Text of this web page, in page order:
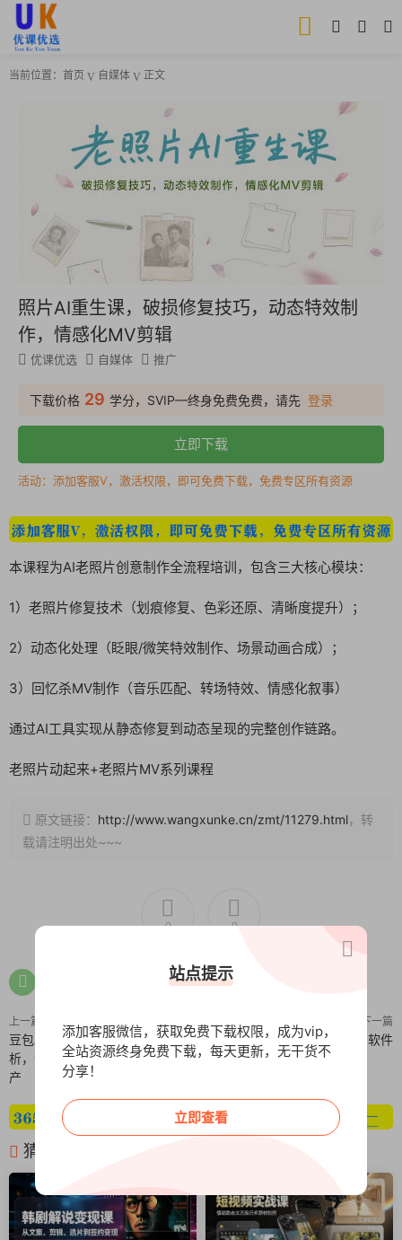
当前位置： 首页 自媒体 正文
照片AI重生课，破损修复技巧，动态特效制
作，情感化MV剪辑
优课优选 自媒体 推广
下载价格 29 学分，SVIP—终身免费免费，请先 登录
立即下载
活动：添加客服V，激活权限，即可免费下载，免费专区所有资源
本课程为AI老照片创意制作全流程培训，包含三大核心模块：
1）老照片修复技术（划痕修复、色彩还原、清晰度提升）；
2）动态化处理（眨眼/微笑特效制作、场景动画合成）；
3）回忆杀MV制作（音乐匹配、转场特效、情感化叙事）
通过AI工具实现从静态修复到动态呈现的完整创作链路。
老照片动起来+老照片MV系列课程
原文链接： http://www.wangxunke.cn/zmt/11279.html，转
载请注明出处~~~
0 0
上一篇
豆包AI全能实战课，基础功能解
析，智能体创建技巧，爆款内容量
产
下一篇
电脑重复文件搜索软件
猜你喜欢
站点提示
添加客服微信，获取免费下载权限，成为vip，
全站资源终身免费下载，每天更新，无干货不
分享！
立即查看